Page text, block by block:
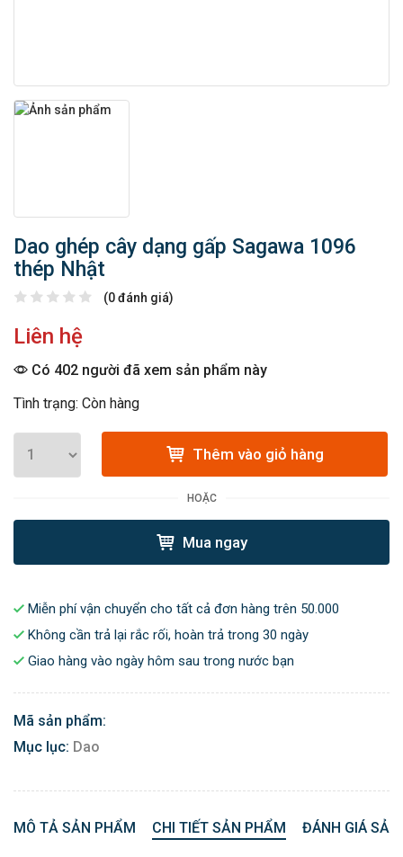
Dao ghép cây dạng gấp Sagawa 1096
thép Nhật
(0 đánh giá)
Liên hệ
Có 402 người đã xem sản phẩm này
Tình trạng: Còn hàng
Thêm vào giỏ hàng
HOẶC
Mua ngay
Miễn phí vận chuyển cho tất cả đơn hàng trên 50.000
Không cần trả lại rắc rối, hoàn trả trong 30 ngày
Giao hàng vào ngày hôm sau trong nước bạn
Mã sản phẩm:
Mục lục: Dao
MÔ TẢ SẢN PHẨM CHI TIẾT SẢN PHẨM ĐÁNH GIÁ